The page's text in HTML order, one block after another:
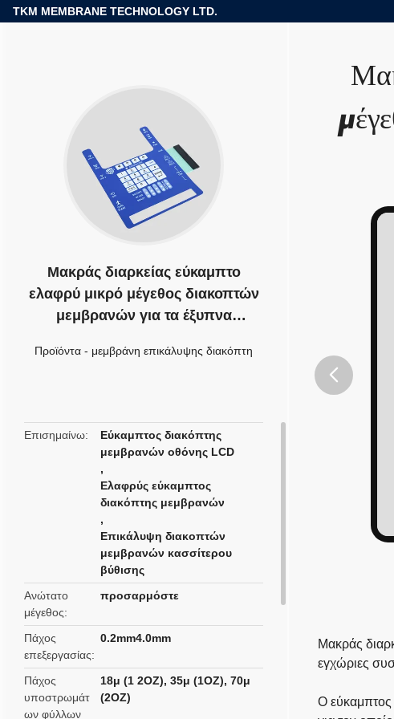
TKM MEMBRANE TECHNOLOGY LTD.
Μακράς διαρκείας εύκαμπτο
ελαφρύ μικρό μέγεθος διακοπτών
μεμβρανών για τα έξυπνα
Προϊόντα - μεμβράνη επικάλυψης διακόπτη
Επισημαίνω
Εύκαμπτος διακόπτης
μεμβρανών οθόνης LCD
,
Ελαφρύς εύκαμπτος
διακόπτης μεμβρανών
,
Επικάλυψη διακοπτών
μεμβρανών κασσίτερου
βύθισης
Ανώτατο
μέγεθος
προσαρμόστε
Πάχος
επεξεργασίας
0.2mm4.0mm
Πάχος
υποστρωμάτ
ων φύλλων
18μ (1 2OZ), 35μ (1OZ), 70μ
(2OZ)
Μακράς
εγχώριες
Ο εύκαμπτος